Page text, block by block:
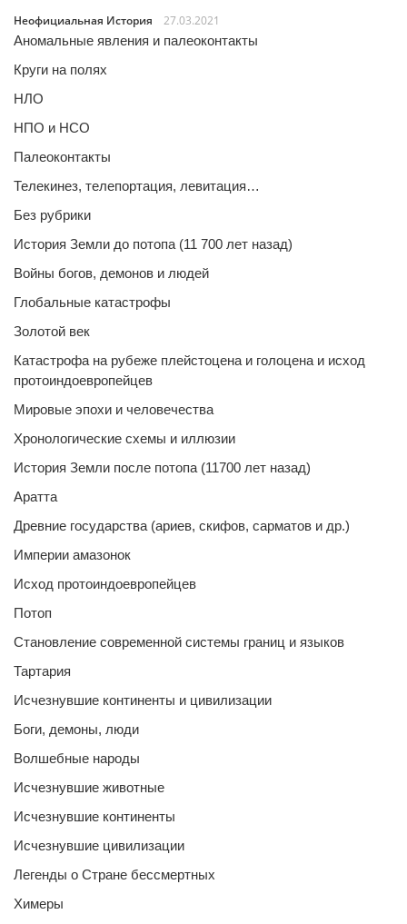
Неофициальная История
27.03.2021
Аномальные явления и палеоконтакты
Круги на полях
НЛО
НПО и НСО
Палеоконтакты
Телекинез, телепортация, левитация…
Без рубрики
История Земли до потопа (11 700 лет назад)
Войны богов, демонов и людей
Глобальные катастрофы
Золотой век
Катастрофа на рубеже плейстоцена и голоцена и исход
протоиндоевропейцев
Мировые эпохи и человечества
Хронологические схемы и иллюзии
История Земли после потопа (11700 лет назад)
Аратта
Древние государства (ариев, скифов, сарматов и др.)
Империи амазонок
Исход протоиндоевропейцев
Потоп
Становление современной системы границ и языков
Тартария
Исчезнувшие континенты и цивилизации
Боги, демоны, люди
Волшебные народы
Исчезнувшие животные
Исчезнувшие континенты
Исчезнувшие цивилизации
Легенды о Стране бессмертных
Химеры